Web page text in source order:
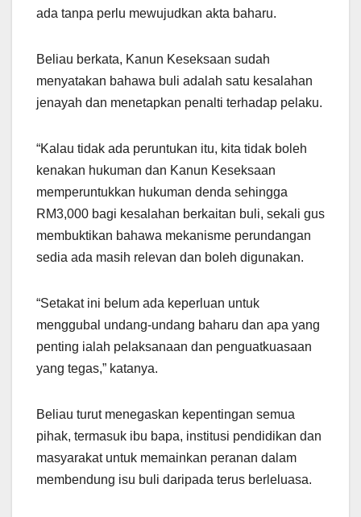
ada tanpa perlu mewujudkan akta baharu.
Beliau berkata, Kanun Keseksaan sudah
menyatakan bahawa buli adalah satu kesalahan
jenayah dan menetapkan penalti terhadap pelaku.
“Kalau tidak ada peruntukan itu, kita tidak boleh
kenakan hukuman dan Kanun Keseksaan
memperuntukkan hukuman denda sehingga
RM3,000 bagi kesalahan berkaitan buli, sekali gus
membuktikan bahawa mekanisme perundangan
sedia ada masih relevan dan boleh digunakan.
“Setakat ini belum ada keperluan untuk
menggubal undang-undang baharu dan apa yang
penting ialah pelaksanaan dan penguatkuasaan
yang tegas,” katanya.
Beliau turut menegaskan kepentingan semua
pihak, termasuk ibu bapa, institusi pendidikan dan
masyarakat untuk memainkan peranan dalam
membendung isu buli daripada terus berleluasa.